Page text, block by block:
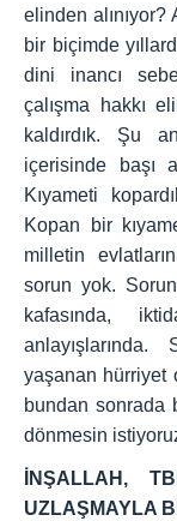
elinden
bir biçimde
dini inancı
çalışma hakkı
kaldırdık. Şu
içerisinde başı
Kıyameti
Kopan bir
milletin
sorun yok.
kafasında,
anlayışlarında.
yaşanan hürriyet
bundan sonrada
dönmesin
İNŞALLAH,
UZLAŞMAYLA